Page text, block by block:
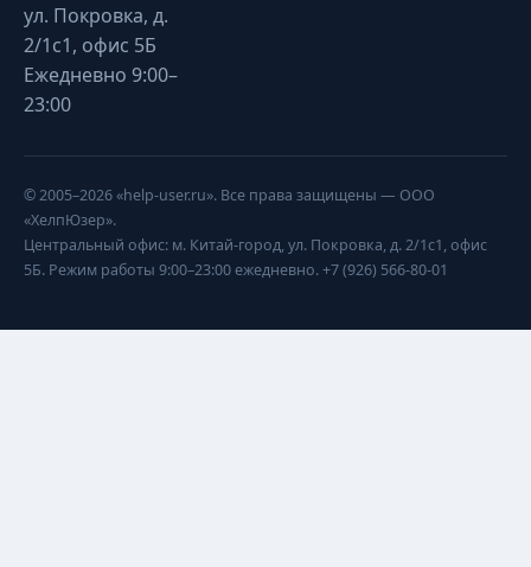
ул. Покровка, д.
2/1с1, офис 5Б
Ежедневно 9:00–
23:00
© 2005–2026 «help-user.ru». Все права защищены — ООО
«ХелпЮзер».
Центральный офис: м. Китай-город, ул. Покровка, д. 2/1с1, офис
5Б. Режим работы 9:00–23:00 ежедневно. +7 (926) 566-80-01